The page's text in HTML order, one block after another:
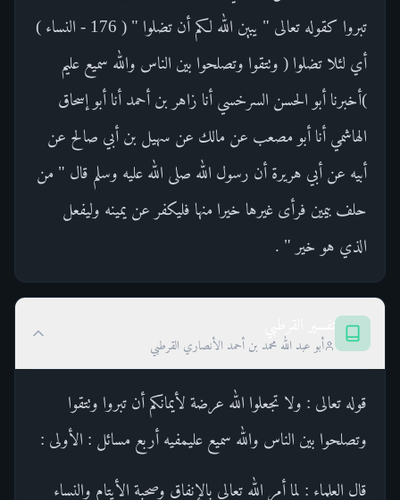
تبروا كقوله تعالى " يبين الله لكم أن تضلوا " ( 176 - النساء )
أي لئلا تضلوا ( وتتقوا وتصلحوا بين الناس والله سميع عليم
)أخبرنا أبو الحسن السرخسي أنا زاهر بن أحمد أنا أبو إسحاق
الهاشمي أنا أبو مصعب عن مالك عن سهيل بن أبي صالح عن
أبيه عن أبي هريرة أن رسول الله صلى الله عليه وسلم قال " من
حلف بيمين فرأى غيرها خيرا منها فليكفر عن يمينه وليفعل
الذي هو خير " .
أبو عبد الله محمد بن أحمد الأنصاري القرطبي
قوله تعالى : ولا تجعلوا الله عرضة لأيمانكم أن تبروا وتتقوا
وتصلحوا بين الناس والله سميع عليمفيه أربع مسائل : الأولى :
قال العلماء : لما أمر الله تعالى بالإنفاق وصحبة الأيتام والنساء